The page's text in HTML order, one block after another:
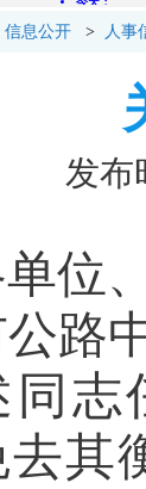
信息公开 > 人事
发布
位
路
同志
其